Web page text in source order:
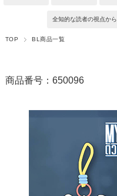
全知的な読者の視点から
TOP BL商品一覧
商品番号：650096